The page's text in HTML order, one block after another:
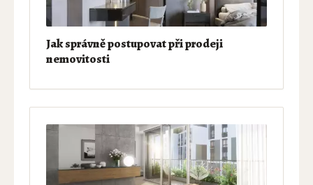
Jak správně postupovat při prodeji
nemovitosti